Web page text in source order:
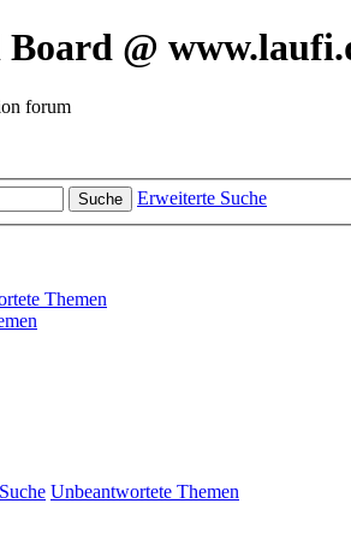
@
forum
Suche Erweiterte Suche
Themen
Suche Unbeantwortete Themen